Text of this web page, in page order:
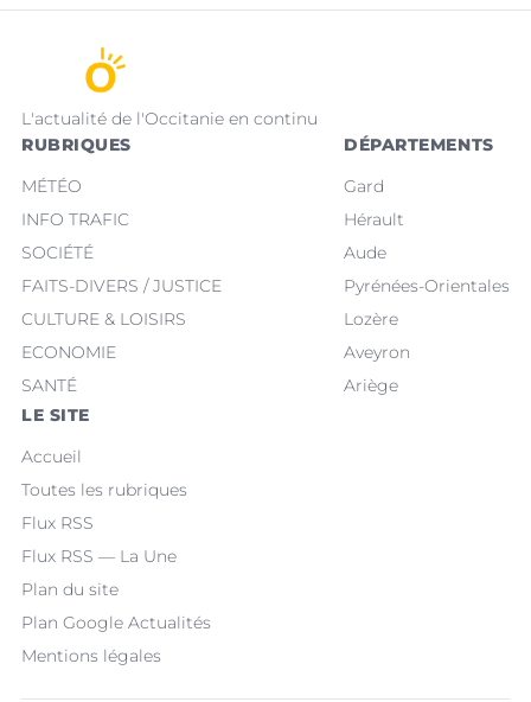
L'actualité de l'Occitanie en continu
RUBRIQUES
MÉTÉO
INFO TRAFIC
SOCIÉTÉ
FAITS-DIVERS / JUSTICE
CULTURE & LOISIRS
ECONOMIE
SANTÉ
DÉPARTEMENTS
Gard
Hérault
Aude
Pyrénées-Orientales
Lozère
Aveyron
Ariège
LE SITE
Accueil
Toutes les rubriques
Flux RSS
Flux RSS — La Une
Plan du site
Plan Google Actualités
Mentions légales